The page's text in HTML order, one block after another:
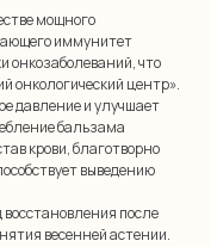
мощного
иммунитет
онкозаболеваний, что
онкологический центр».
давление и улучшает
бальзама
крови, благотворно
выведению
после
весенней астении.